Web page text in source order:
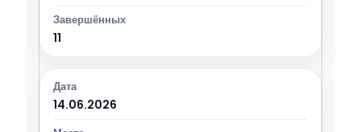
11
14.06.2026